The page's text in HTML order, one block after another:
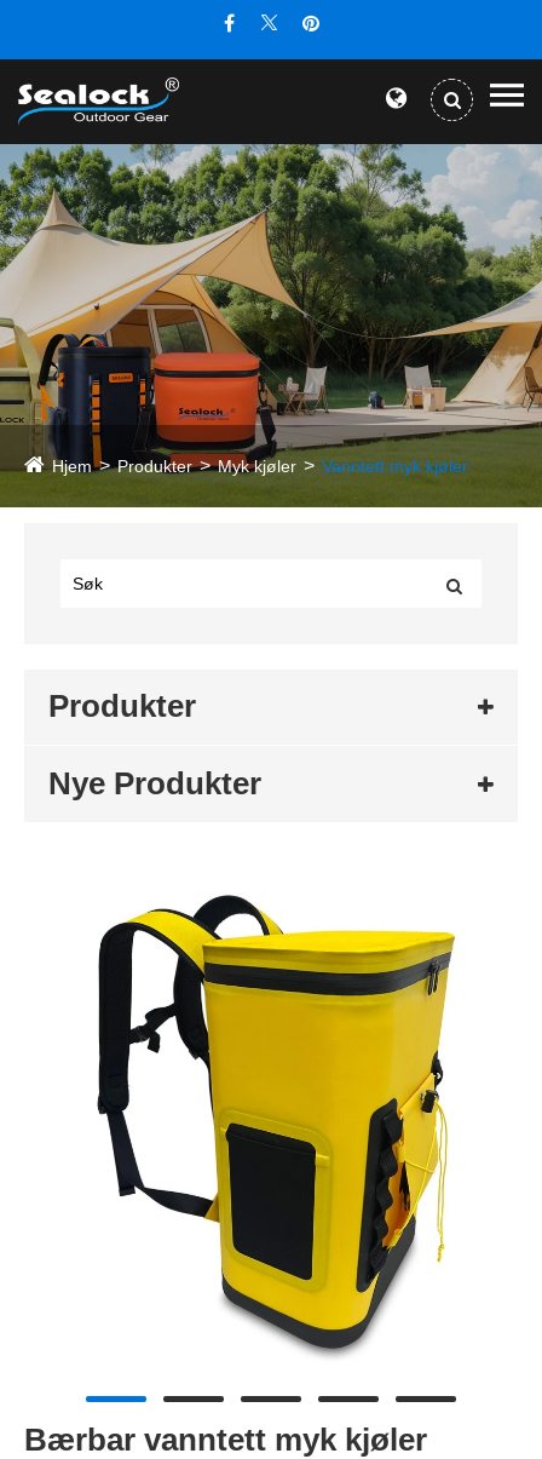
Hjem Produkter Myk kjøler Vanntett myk kjøler
Produkter
Nye Produkter
Bærbar vanntett myk kjøler